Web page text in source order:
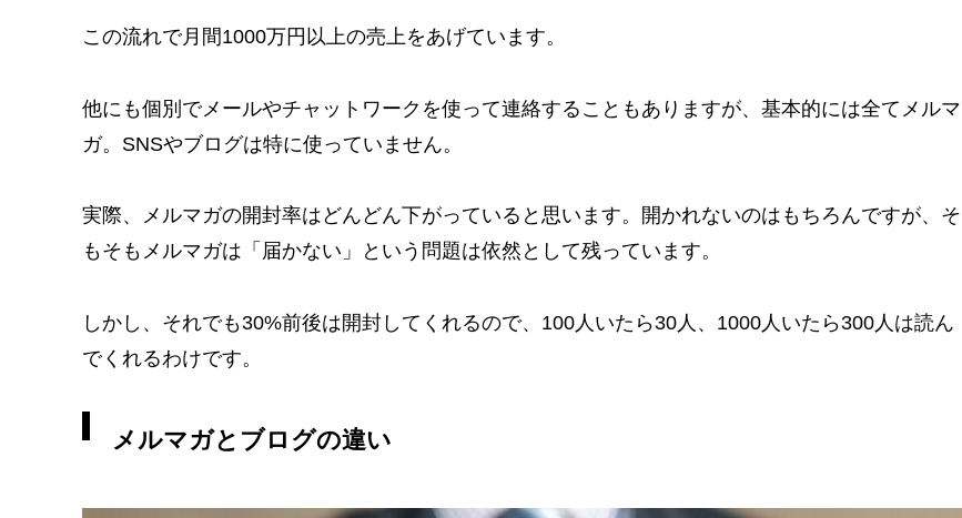
この流れで月間1000万円以上の売上をあげています。
他にも個別でメールやチャットワークを使って連絡することもありますが、基本的には全てメルマ
ガ。SNSやブログは特に使っていません。
実際、メルマガの開封率はどんどん下がっていると思います。開かれないのはもちろんですが、そ
もそもメルマガは「届かない」という問題は依然として残っています。
しかし、それでも30%前後は開封してくれるので、100人いたら30人、1000人いたら300人は読ん
でくれるわけです。
メルマガとブログの違い